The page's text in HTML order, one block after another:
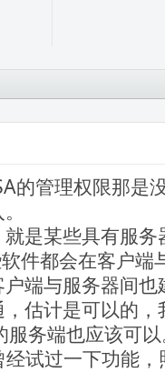
的管理权限那是
是某些具有服务
件都会在客户端
端与服务器间
估计是可以的
务端也应该可
试过一下功能